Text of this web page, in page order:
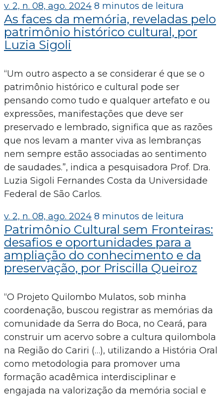
v. 2, n. 08, ago. 2024 8 minutos de leitura
As faces da memória, reveladas pelo
patrimônio histórico cultural, por
Luzia Sigoli
“Um outro aspecto a se considerar é que se o
patrimônio histórico e cultural pode ser
pensando como tudo e qualquer artefato e ou
expressões, manifestações que deve ser
preservado e lembrado, significa que as razões
que nos levam a manter viva as lembranças
nem sempre estão associadas ao sentimento
de saudades.”, indica a pesquisadora Prof. Dra.
Luzia Sigoli Fernandes Costa da Universidade
Federal de São Carlos.
v. 2, n. 08, ago. 2024 8 minutos de leitura
Patrimônio Cultural sem Fronteiras:
desafios e oportunidades para a
ampliação do conhecimento e da
preservação, por Priscilla Queiroz
“O Projeto Quilombo Mulatos, sob minha
coordenação, buscou registrar as memórias da
comunidade da Serra do Boca, no Ceará, para
construir um acervo sobre a cultura quilombola
na Região do Cariri (…), utilizando a História Oral
como metodologia para promover uma
formação acadêmica interdisciplinar e
engajada na valorização da memória social e